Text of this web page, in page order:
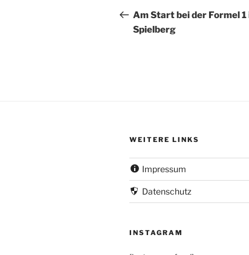
Beitrag
Am Start bei der Formel 1
Spielberg
WEITERE LINKS
Impressum
Datenschutz
INSTAGRAM